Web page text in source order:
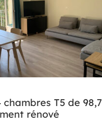
chambres T5 de 98,7
rénové